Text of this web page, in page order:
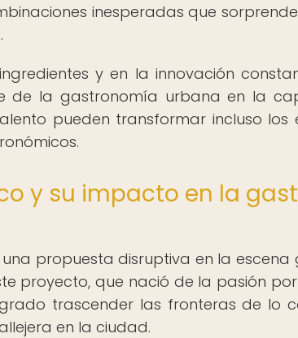
inesperadas que
y en la innovación
de la gastronomía urbana en la
pueden transformar incluso los
y su impacto en la
propuesta disruptiva en la
proyecto, que nació de la pasión
trascender las fronteras de lo
en la ciudad.